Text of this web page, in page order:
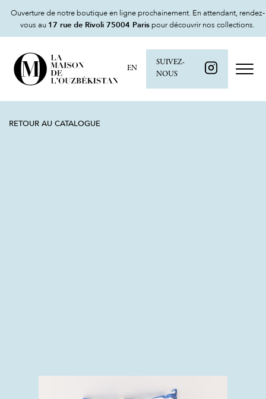
Ouverture de notre boutique en ligne prochainement. En attendant, rendez-
vous au 17 rue de Rivoli 75004 Parispour découvrir nos collections.
EN
SUIVEZ-
NOUS
RETOUR AU CATALOGUE